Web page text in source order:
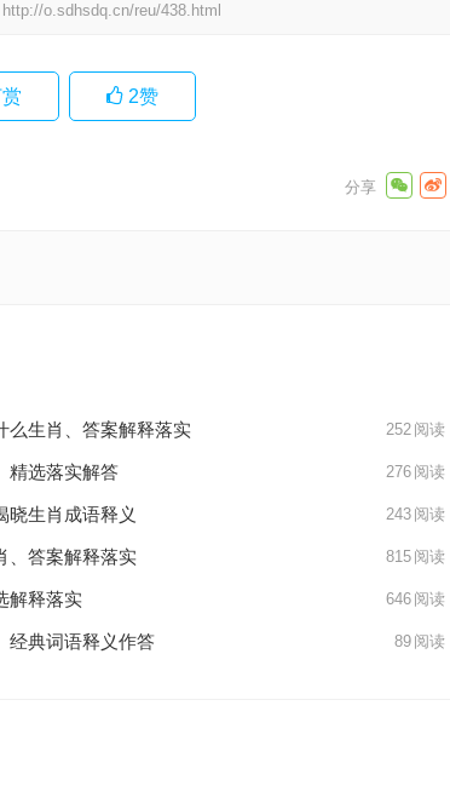
http://o.sdhsdq.cn/reu/438.html
2赞
么生肖、答案解释落实 252 阅读
精选落实解答 276 阅读
晓生肖成语释义 243 阅读
、答案解释落实 815 阅读
解释落实 646 阅读
经典词语释义作答 89 阅读